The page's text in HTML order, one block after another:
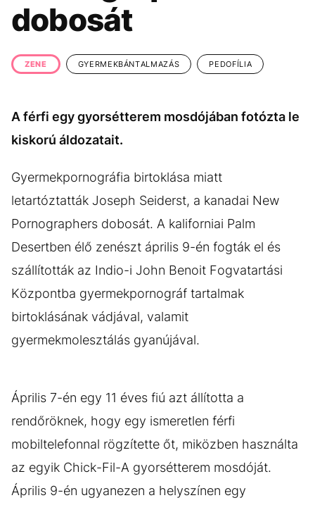
ÉLETMÓD
BESZÉLGETÉSEK ARCOK
GASZTRO
dobosát
ZENE GYERMEKBÁNTALMAZÁS PEDOFÍLIA
A férfi egy gyorsétterem mosdójában fotózta le
kiskorú áldozatait.
Gyermekpornográfia birtoklása miatt
letartóztatták Joseph Seiderst, a kanadai New
Pornographers dobosát. A kaliforniai Palm
Desertben élő zenészt április 9-én fogták el és
szállították az Indio-i John Benoit Fogvatartási
Központba gyermekpornográf tartalmak
birtoklásának vádjával, valamit
gyermekmolesztálás gyanújával.
Április 7-én egy 11 éves fiú azt állította a
rendőröknek, hogy egy ismeretlen férfi
mobiltelefonnal rögzítette őt, miközben használta
az egyik Chick-Fil-A gyorsétterem mosdóját.
Április 9-én ugyanezen a helyszínen egy